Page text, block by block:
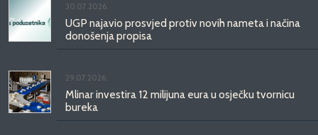
30.07.2026.
UGP najavio prosvjed protiv novih nameta i načina
donošenja propisa
29.07.2026.
Mlinar investira 12 milijuna eura u osječku tvornicu
bureka